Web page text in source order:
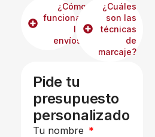
¿Cómo
funcionan
los
envíos?
¿Cuáles
son las
técnicas
de
marcaje?
Pide tu
presupuesto
personalizado
Tu nombre